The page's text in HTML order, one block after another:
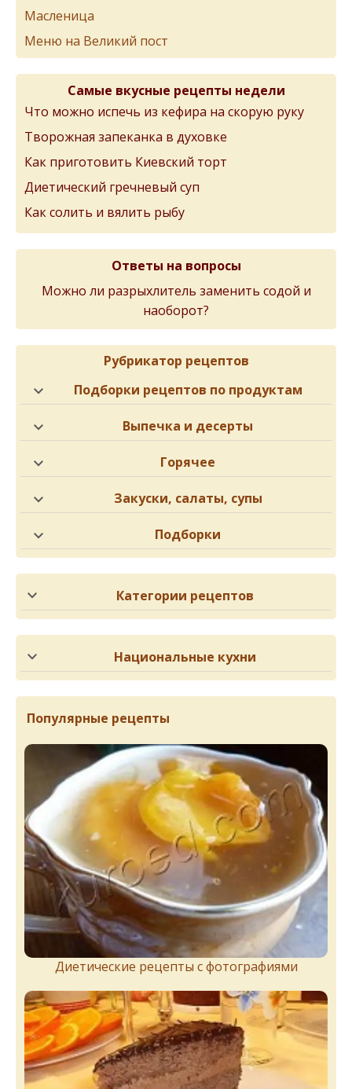
Масленица
Меню на Великий пост
Самые вкусные рецепты недели
Что можно испечь из кефира на скорую руку
Творожная запеканка в духовке
Как приготовить Киевский торт
Диетический гречневый суп
Как солить и вялить рыбу
Ответы на вопросы
Можно ли разрыхлитель заменить содой и
наоборот?
Рубрикатор рецептов
Подборки рецептов по продуктам
Выпечка и десерты
Горячее
Закуски, салаты, супы
Подборки
Категории рецептов
Национальные кухни
Популярные рецепты
Диетические рецепты с фотографиями